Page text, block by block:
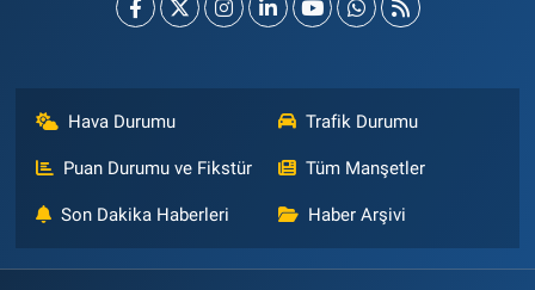
Hava Durumu Trafik Durumu
Puan Durumu ve Fikstür Tüm Manşetler
Son Dakika Haberleri Haber Arşivi